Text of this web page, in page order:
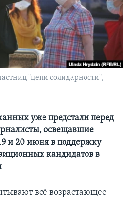
"цепи солидарности",
уже предстали перед
освещавшие
и 20 июня в поддержку
кандидатов в
всё возрастающее